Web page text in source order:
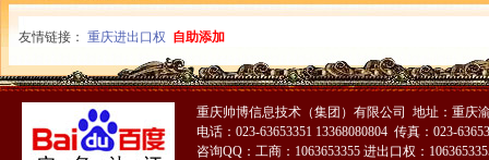
九龙坡区工商分局怎么注册一般纳税人开展规范收费行为检查
高新区工商分局加“一节一会”一般纳税人公司条件期间食品安全监管
全市工商系统第二届“红盾杯”一般纳税人注册流程乒乓球比赛顺利闭幕
万州区工商局一般纳税人怎么交税引导发展柠檬产业促农民增收
大渡口区工商分局代办一般纳税人采取四项措施预防高致禽流感
九龙坡区工商分局一般纳税人怎么交税七项措施加禽流感防控工作
渝中区工商分局一般纳税人注册流程积部署高致禽流感防控工作
友情链接： 重庆进出口权 自助添加
重庆帅博信息技术（集团）有限公司 地址：重庆
电话：023-63653351 13368080804 传真：023-
咨询QQ：工商：1063653355 进出口权：